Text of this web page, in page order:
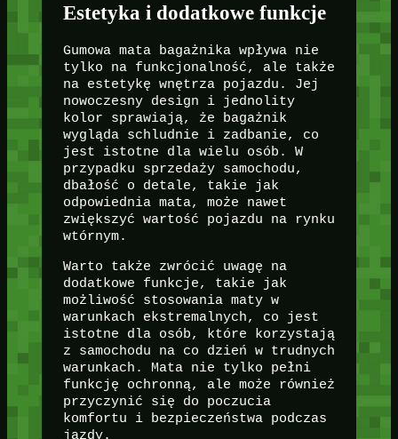
Estetyka i dodatkowe funkcje
Gumowa mata bagażnika wpływa nie
tylko na funkcjonalność, ale także
na estetykę wnętrza pojazdu. Jej
nowoczesny design i jednolity
kolor sprawiają, że bagażnik
wygląda schludnie i zadbanie, co
jest istotne dla wielu osób. W
przypadku sprzedaży samochodu,
dbałość o detale, takie jak
odpowiednia mata, może nawet
zwiększyć wartość pojazdu na rynku
wtórnym.
Warto także zwrócić uwagę na
dodatkowe funkcje, takie jak
możliwość stosowania maty w
warunkach ekstremalnych, co jest
istotne dla osób, które korzystają
z samochodu na co dzień w trudnych
warunkach. Mata nie tylko pełni
funkcję ochronną, ale może również
przyczynić się do poczucia
komfortu i bezpieczeństwa podczas
jazdy.